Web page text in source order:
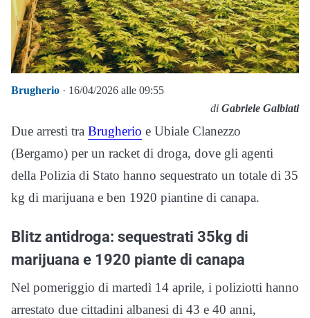
Brugherio · 16/04/2026 alle 09:55
di Gabriele Galbiati
Due arresti tra Brugherio e Ubiale Clanezzo
(Bergamo) per un racket di droga, dove gli agenti
della Polizia di Stato hanno sequestrato un totale di 35
kg di marijuana e ben 1920 piantine di canapa.
Blitz antidroga: sequestrati 35kg di
marijuana e 1920 piante di canapa
Nel pomeriggio di martedì 14 aprile, i poliziotti hanno
arrestato due cittadini albanesi di 43 e 40 anni,